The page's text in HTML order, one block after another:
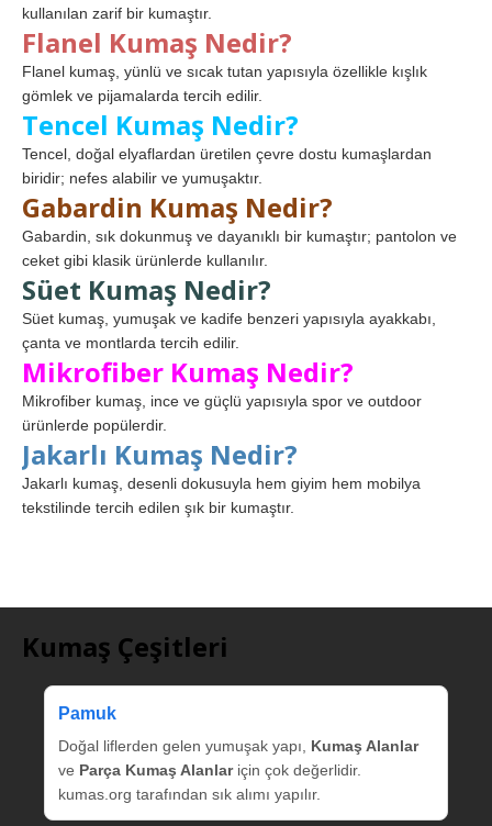
kullanılan zarif bir kumaştır.
Flanel Kumaş Nedir?
Flanel kumaş, yünlü ve sıcak tutan yapısıyla özellikle kışlık
gömlek ve pijamalarda tercih edilir.
Tencel Kumaş Nedir?
Tencel, doğal elyaflardan üretilen çevre dostu kumaşlardan
biridir; nefes alabilir ve yumuşaktır.
Gabardin Kumaş Nedir?
Gabardin, sık dokunmuş ve dayanıklı bir kumaştır; pantolon ve
ceket gibi klasik ürünlerde kullanılır.
Süet Kumaş Nedir?
Süet kumaş, yumuşak ve kadife benzeri yapısıyla ayakkabı,
çanta ve montlarda tercih edilir.
Mikrofiber Kumaş Nedir?
Mikrofiber kumaş, ince ve güçlü yapısıyla spor ve outdoor
ürünlerde popülerdir.
Jakarlı Kumaş Nedir?
Jakarlı kumaş, desenli dokusuyla hem giyim hem mobilya
tekstilinde tercih edilen şık bir kumaştır.
Kumaş Çeşitleri
Pamuk
Doğal liflerden gelen yumuşak yapı, Kumaş Alanlar
ve Parça Kumaş Alanlariçin çok değerlidir.
kumas.org tarafından sık alımı yapılır.